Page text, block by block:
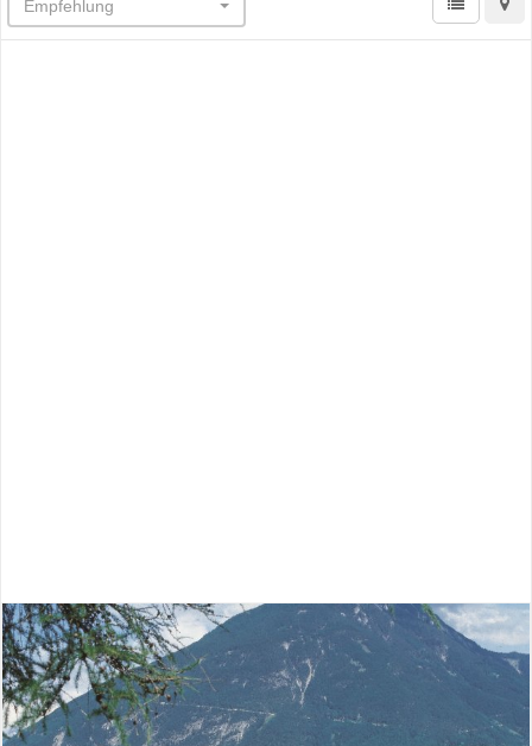
Empfehlung